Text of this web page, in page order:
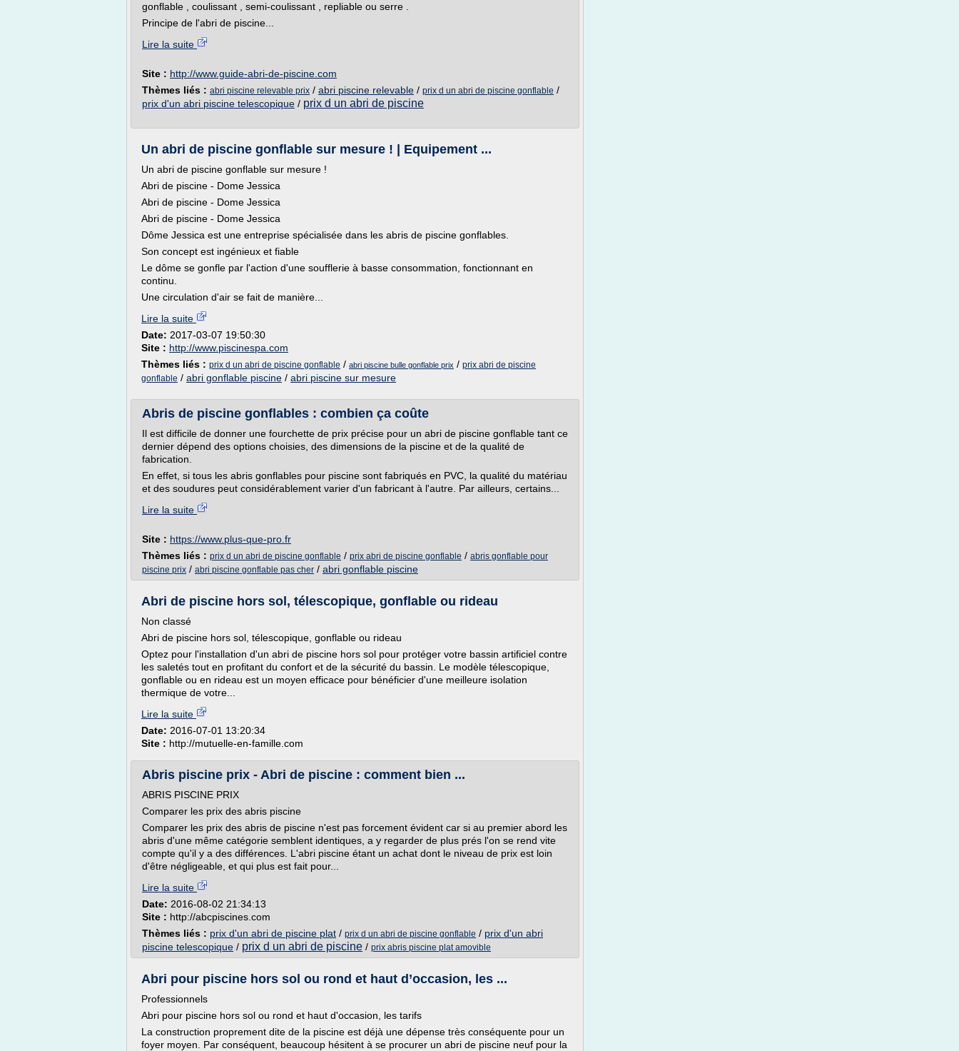
gonflable , coulissant , semi-coulissant , repliable ou serre .
Principe de l'abri de piscine...
Lire la suite
Site : http://www.guide-abri-de-piscine.com
Thèmes liés : abri piscine relevable prix / abri piscine relevable / prix d un abri de piscine gonflable /
prix d'un abri piscine telescopique / prix d un abri de piscine
Un abri de piscine gonflable sur mesure ! | Equipement ...
Un abri de piscine gonflable sur mesure !
Abri de piscine - Dome Jessica
Abri de piscine - Dome Jessica
Abri de piscine - Dome Jessica
Dôme Jessica est une entreprise spécialisée dans les abris de piscine gonflables.
Son concept est ingénieux et fiable
Le dôme se gonfle par l'action d'une soufflerie à basse consommation, fonctionnant en
continu.
Une circulation d'air se fait de manière...
Lire la suite
Date: 2017-03-07 19:50:30
Site : http://www.piscinespa.com
Thèmes liés : prix d un abri de piscine gonflable / abri piscine bulle gonflable prix / prix abri de piscine
gonflable / abri gonflable piscine / abri piscine sur mesure
Abris de piscine gonflables : combien ça coûte
Il est difficile de donner une fourchette de prix précise pour un abri de piscine gonflable tant ce
dernier dépend des options choisies, des dimensions de la piscine et de la qualité de
fabrication.
En effet, si tous les abris gonflables pour piscine sont fabriqués en PVC, la qualité du matériau
et des soudures peut considérablement varier d'un fabricant à l'autre. Par ailleurs, certains...
Lire la suite
Site : https://www.plus-que-pro.fr
Thèmes liés : prix d un abri de piscine gonflable / prix abri de piscine gonflable / abris gonflable pour
piscine prix / abri piscine gonflable pas cher / abri gonflable piscine
Abri de piscine hors sol, télescopique, gonflable ou rideau
Non classé
Abri de piscine hors sol, télescopique, gonflable ou rideau
Optez pour l'installation d'un abri de piscine hors sol pour protéger votre bassin artificiel contre
les saletés tout en profitant du confort et de la sécurité du bassin. Le modèle télescopique,
gonflable ou en rideau est un moyen efficace pour bénéficier d'une meilleure isolation
thermique de votre...
Lire la suite
Date: 2016-07-01 13:20:34
Site : http://mutuelle-en-famille.com
Abris piscine prix - Abri de piscine : comment bien ...
ABRIS PISCINE PRIX
Comparer les prix des abris piscine
Comparer les prix des abris de piscine n'est pas forcement évident car si au premier abord les
abris d'une même catégorie semblent identiques, a y regarder de plus prés l'on se rend vite
compte qu'il y a des différences. L'abri piscine étant un achat dont le niveau de prix est loin
d'être négligeable, et qui plus est fait pour...
Lire la suite
Date: 2016-08-02 21:34:13
Site : http://abcpiscines.com
Thèmes liés : prix d'un abri de piscine plat / prix d un abri de piscine gonflable / prix d'un abri
piscine telescopique / prix d un abri de piscine / prix abris piscine plat amovible
Abri pour piscine hors sol ou rond et haut d’occasion, les ...
Professionnels
Abri pour piscine hors sol ou rond et haut d'occasion, les tarifs
La construction proprement dite de la piscine est déjà une dépense très conséquente pour un
foyer moyen. Par conséquent, beaucoup hésitent à se procurer un abri de piscine neuf pour la